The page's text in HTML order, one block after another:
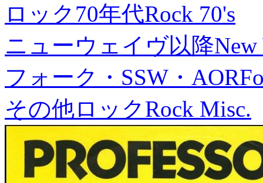
ロック70年代Rock 70's
ニューウェイヴ以降New
フォーク・SSW・AOR
その他ロックRock Misc.